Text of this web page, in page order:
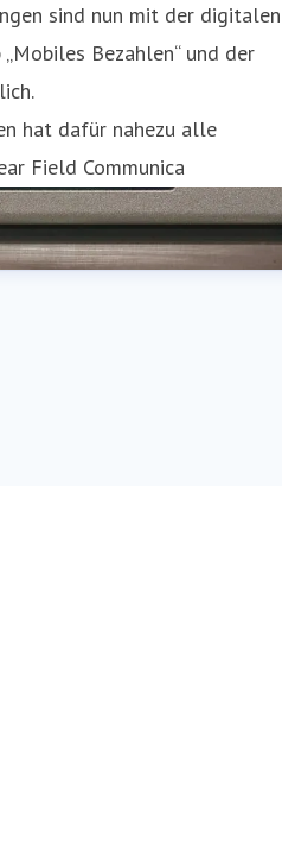
sind nun mit der digitalen
Bezahlen“ und der
hat dafür nahezu alle
Field Communica